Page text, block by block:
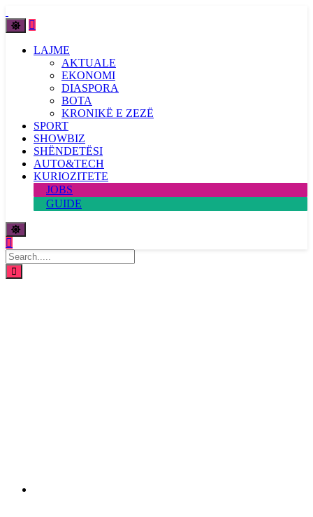
LAJME
AKTUALE
EKONOMI
DIASPORA
BOTA
KRONIKË E ZEZË
SPORT
SHOWBIZ
SHËNDETËSI
AUTO&TECH
KURIOZITETE
JOBS
GUIDE